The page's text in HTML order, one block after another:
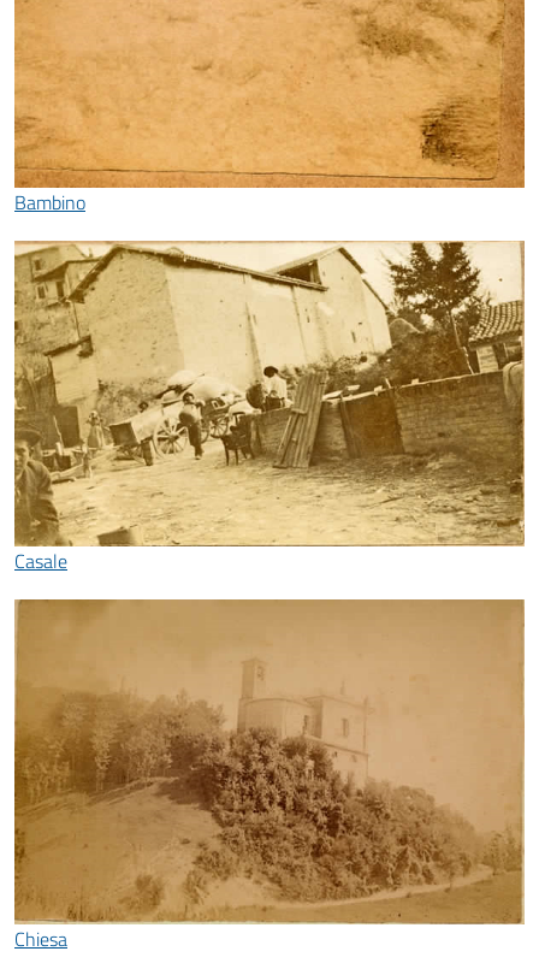
Bambino
Casale
Chiesa